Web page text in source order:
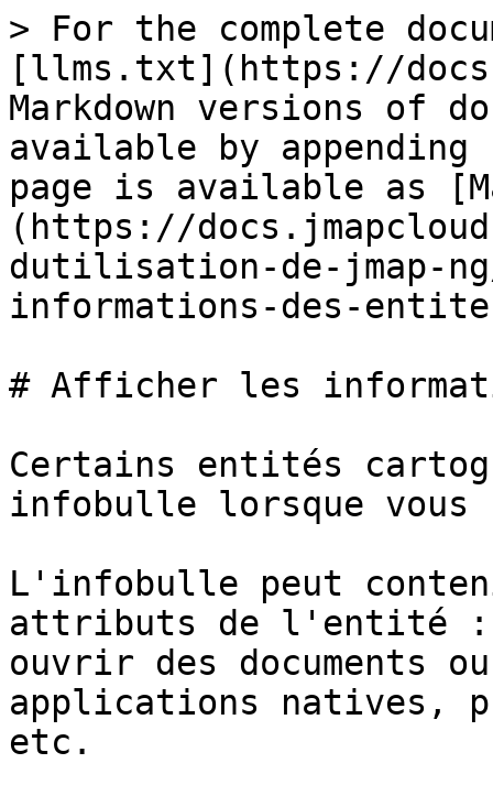
> For the complete
[llms.txt](https://
Markdown versions of
available by
page is available as
(https://
dutilisation-de-jmap-
informations-des-
# Afficher les
Certains entités
infobulle lorsque vous
L'infobulle peut
attributs de l'entité :
ouvrir des documents
applications natives,
etc.